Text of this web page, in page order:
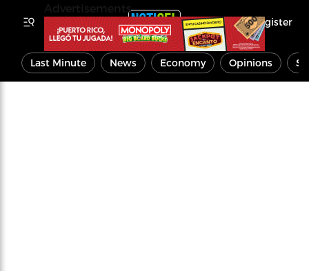
Register
Last Minute News Economy Opinions
Advertisements